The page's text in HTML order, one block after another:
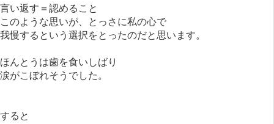
言い返す＝認めること
このような思いが、とっさに私の心で
我慢するという選択をとったのだと思います。
ほんとうは歯を食いしばり
涙がこぼれそうでした。
すると